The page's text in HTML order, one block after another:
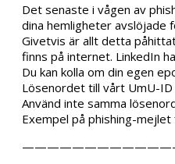
Det senaste i vågen av
dina hemligheter avslöjade
Givetvis är allt detta
finns på internet. LinkedIn
Du kan kolla om din egen
Lösenordet till vårt UmU-
Använd inte samma
Exempel på phishing-mejlet